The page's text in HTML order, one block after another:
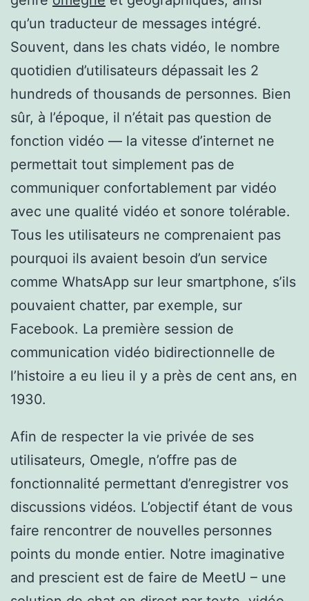
qu’un traducteur de messages intégré.
Souvent, dans les chats vidéo, le nombre
quotidien d’utilisateurs dépassait les 2
hundreds of thousands de personnes. Bien
sûr, à l’époque, il n’était pas question de
fonction vidéo — la vitesse d’internet ne
permettait tout simplement pas de
communiquer confortablement par vidéo
avec une qualité vidéo et sonore tolérable.
Tous les utilisateurs ne comprenaient pas
pourquoi ils avaient besoin d’un service
comme WhatsApp sur leur smartphone, s’ils
pouvaient chatter, par exemple, sur
Facebook. La première session de
communication vidéo bidirectionnelle de
l’histoire a eu lieu il y a près de cent ans, en
1930.
Afin de respecter la vie privée de ses
utilisateurs, Omegle, n’offre pas de
fonctionnalité permettant d’enregistrer vos
discussions vidéos. L’objectif étant de vous
faire rencontrer de nouvelles personnes
points du monde entier. Notre imaginative
and prescient est de faire de MeetU – une